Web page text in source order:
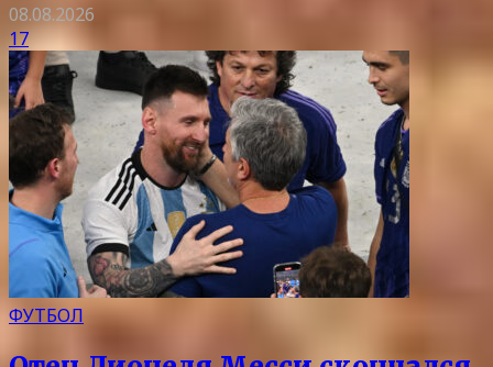
08.08.2026
17
ФУТБОЛ